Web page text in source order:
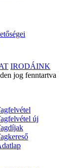
IRODÁINK
jog fenntartva
új